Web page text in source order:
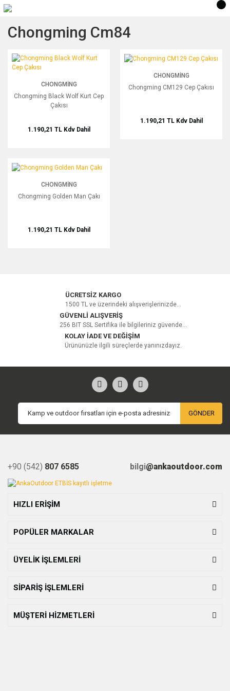
Chongming Cm84
Chongming Black Wolf Kurt Cep Çakısı
CHONGMING
Chongming Black Wolf Kurt Cep
Çakısı
1.190,21 TL Kdv Dahil
Chongming CM129 Cep Çakısı
CHONGMING
Chongming CM129 Cep Çakısı
1.190,21 TL Kdv Dahil
Chongming Golden Man Çakı
CHONGMING
Chongming Golden Man Çakı
1.190,21 TL Kdv Dahil
ÜCRETSİZ KARGO
1500 TL ve üzerindeki alışverişlerinizde...
GÜVENLİ ALIŞVERİŞ
256 BIT SSL Sertifika ile bilgileriniz güvende...
KOLAY İADE VE DEĞİŞİM
Ürününüzle ilgili süreçlerde yanınızdayız.
GÖNDER
+90 (542) 807 6585 bilgi@ankaoutdoor.com
HIZLI ERİŞİM
POPÜLER MARKALAR
ÜYELİK İŞLEMLERİ
SİPARİŞ İŞLEMLERİ
MÜŞTERİ HİZMETLERİ